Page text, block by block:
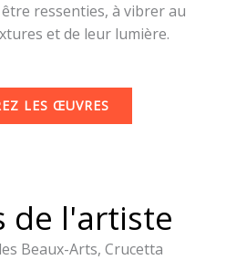
ressenties, à vibrer au
et de leur lumière.
LES ŒUVRES
de l'artiste
Beaux-Arts, Crucetta